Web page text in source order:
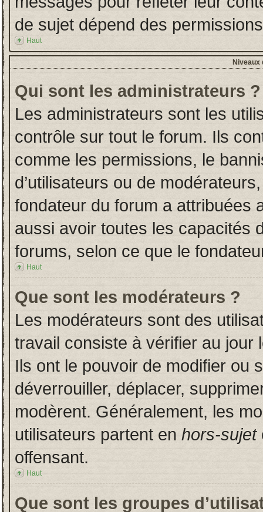
de sujet dépend des
Haut
Niveaux
Qui sont les administrateurs ?
Les administrateurs sont les
contrôle sur tout le forum. Ils
comme les permissions, le
d’utilisateurs ou de
fondateur du forum a attribuées
aussi avoir toutes les capacités
forums, selon ce que le
Haut
Que sont les modérateurs ?
Les modérateurs sont des
travail consiste à vérifier au jour
Ils ont le pouvoir de modifier ou
déverrouiller, déplacer,
modèrent. Généralement, les
utilisateurs partent en hors-sujet
offensant.
Haut
Que sont les groupes